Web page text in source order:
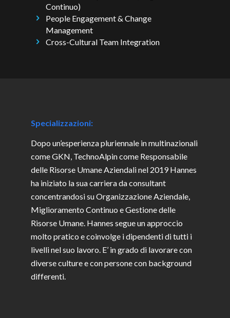
Continuo)
People Engagement & Change
Management
Cross-Cultural Team Integration
Specializzazioni:
Dopo un’esperienza pluriennale in multinazionali
come GKN, TechnoAlpin come Responsabile
delle Risorse Umane Aziendali nel 2019 Hannes
ha iniziato la sua carriera da consultant
concentrandosi su Organizzazione Aziendale,
Miglioramento Continuo e Gestione delle
Risorse Umane. Hannes segue un approccio
molto pratico e coinvolge i dipendenti di tutti i
livelli nel suo lavoro. E’ in grado di lavorare con
diverse culture e con persone con background
differenti.